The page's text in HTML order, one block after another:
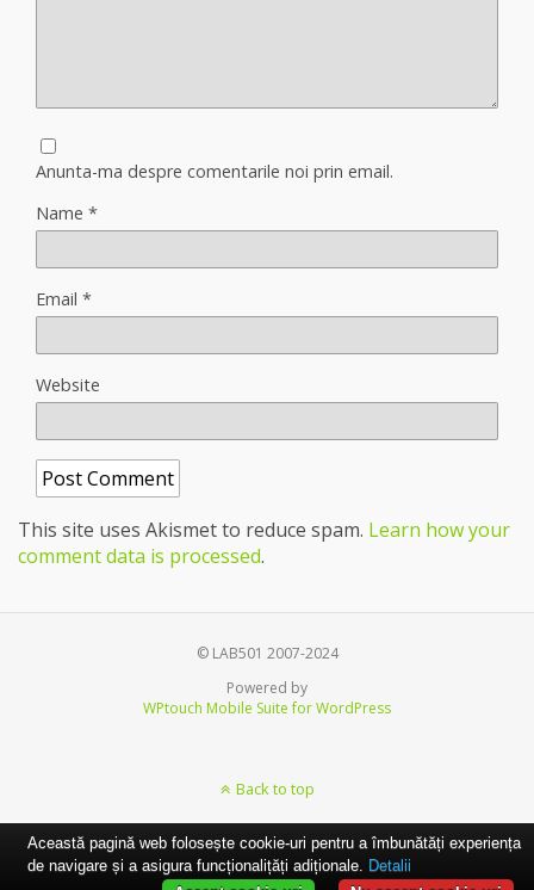
Anunta-ma despre comentarile noi prin email.
Name *
Email *
Website
This site uses Akismet to reduce spam. Learn how your
comment data is processed.
© LAB501 2007-2024
Powered by
WPtouch Mobile Suite for WordPress
Back to top
Această pagină web folosește cookie-uri pentru a îmbunătăți experiența
de navigare și a asigura funcționalițăți adiționale. Detalii